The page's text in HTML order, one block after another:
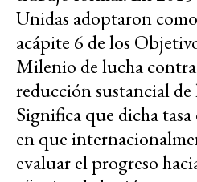
Unidas adoptaron
acápite 6 de los
Milenio de lucha
reducción sustancial de
Significa que dicha
en que
evaluar el progreso